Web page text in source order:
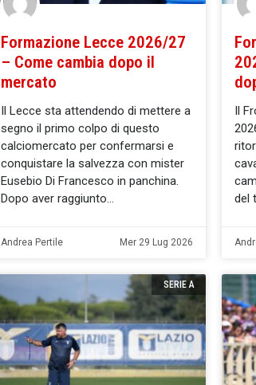
Formazione Lecce 2026/27
– Come cambia dopo il
mercato
Il Lecce sta attendendo di mettere a
segno il primo colpo di questo
calciomercato per confermarsi e
conquistare la salvezza con mister
Eusebio Di Francesco in panchina.
Dopo aver raggiunto
Andrea Pertile Mer 29 Lug 2026
Il
del
SERIE A